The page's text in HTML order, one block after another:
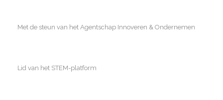
Met de steun van het Agentschap Innoveren & Ondernemen
Lid van het STEM-platform